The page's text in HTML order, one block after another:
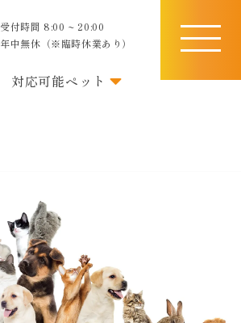
受付時間 8:00 ~ 20:00
年中無休（※臨時休業あり）
対応可能ペット
toggle